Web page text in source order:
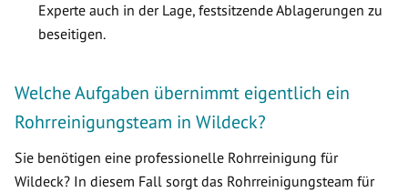
Experte auch in der Lage, festsitzende Ablagerungen zu
beseitigen.
Welche Aufgaben übernimmt eigentlich ein
Rohrreinigungsteam in Wildeck?
Sie benötigen eine professionelle Rohrreinigung für
Wildeck? In diesem Fall sorgt das Rohrreinigungsteam für